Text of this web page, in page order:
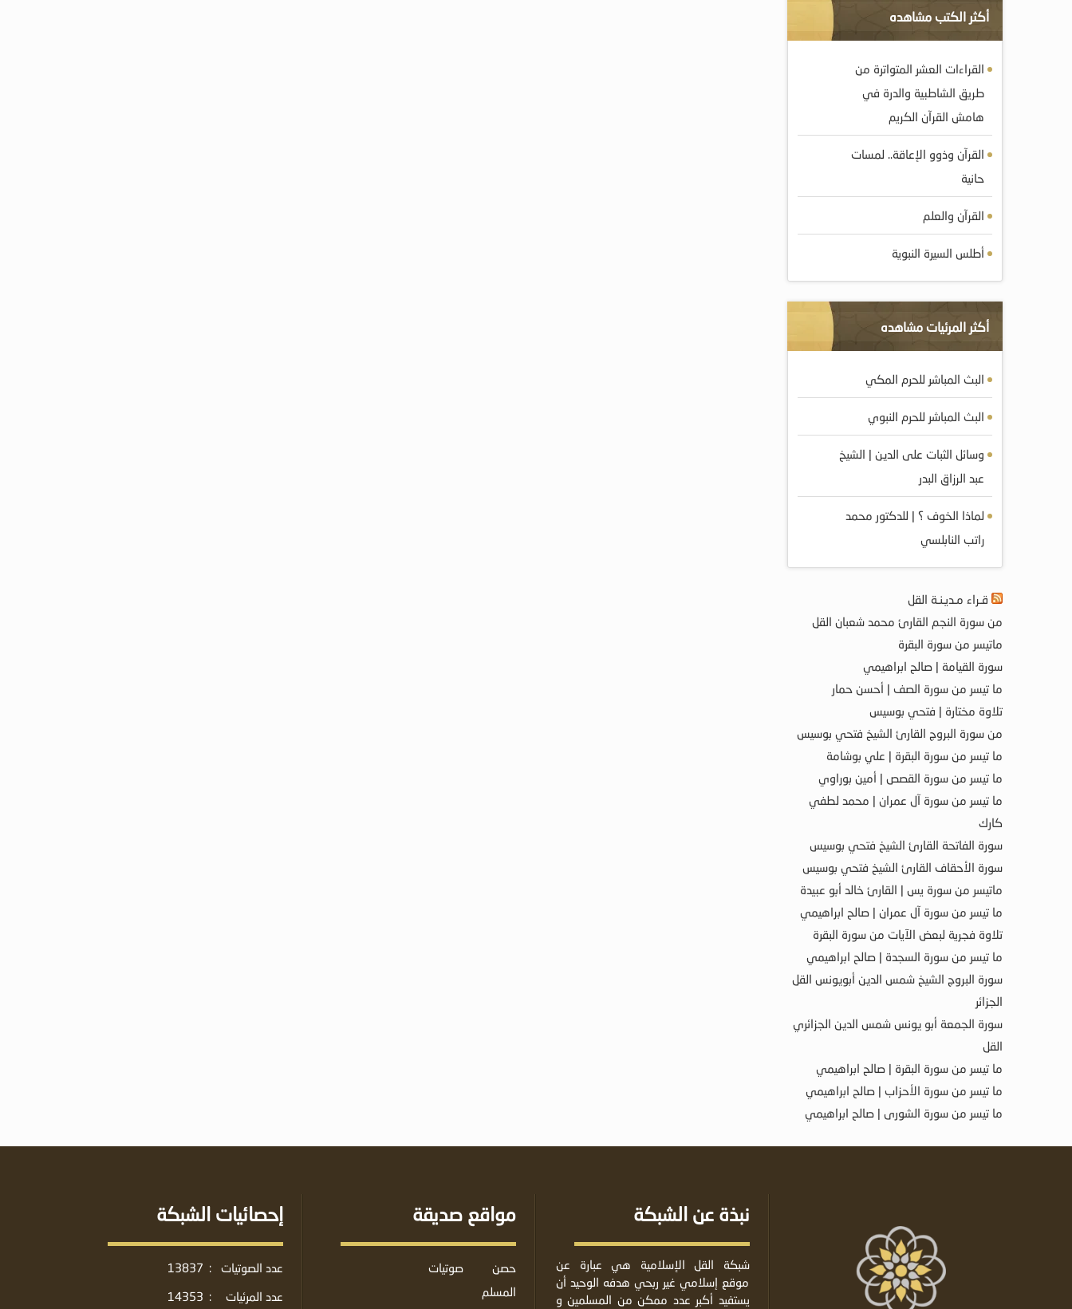
أكثر الكتب مشاهده
القراءات العشر المتواترة من
طريق الشاطبية والدرة في
هامش القرآن الكريم
القرآن وذوو الإعاقة.. لمسات
حانية
القرآن والعلم
أطلس السيرة النبوية
أكثر المرئيات مشاهده
البث المباشر للحرم المكي
البث المباشر للحرم النبوي
وسائل الثبات على الدين | الشيخ
عبد الرزاق البدر
لماذا الخوف ؟ | للدكتور محمد
راتب النابلسي
قـراء مـديـنـة القل
من سورة النجم القارئ محمد شعبان القل
ماتيسر من سورة البقرة
سورة القيامة | صالح ابراهيمي
ما تيسر من سورة الصف | أحسن حمار
تلاوة مختارة | فتحي بوسيس
من سورة البروج القارئ الشيخ فتحي بوسيس
ما تيسر من سورة البقرة | علي بوشامة
ما تيسر من سورة القصص | أمين بوراوي
ما تيسر من سورة آل عمران | محمد لطفي
كارك
سورة الفاتحة القارئ الشيخ فتحي بوسيس
سورة الأحقاف القارئ الشيخ فتحي بوسيس
ماتيسر من سورة يس | القارئ خالد أبو عبيدة
ما تيسر من سورة آل عمران | صالح ابراهيمي
تلاوة فجرية لبعض الآيات من سورة البقرة
ما تيسر من سورة السجدة | صالح ابراهيمي
سورة البروج الشيخ شمس الدين أبويونس القل
الجزائر
سورة الجمعة أبو يونس شمس الدين الجزائري
القل
ما تيسر من سورة البقرة | صالح ابراهيمي
ما تيسر من سورة الأحزاب | صالح ابراهيمي
ما تيسر من سورة الشورى | صالح ابراهيمي
نبذة عن الشبكة
شبكة القل الإسلامية هي عبارة عن
موقع إسلامي غير ربحي هدفه الوحيد أن
يستفيد أكبر عدد ممكن من المسلمين و
مواقع صديقة
حصن
المسلم
صوتيات
إحصائيات الشبكة
عدد الصوتيات :
13837
عدد المرئيات
:
14353